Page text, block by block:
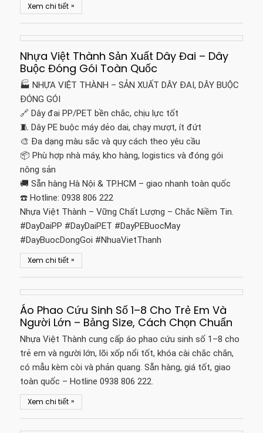
Xem chi tiết »
Nhựa Việt Thành Sản Xuất Dây Đai – Dây
Buộc Đóng Gói Toàn Quốc
🏭 NHỰA VIỆT THÀNH – SẢN XUẤT DÂY ĐAI, DÂY BUỘC
ĐÓNG GÓI
🔗 Dây đai PP/PET bền chắc, chịu lực tốt
🧵 Dây PE buộc máy dẻo dai, chạy mượt, ít đứt
🎨 Đa dạng màu sắc và quy cách theo yêu cầu
📦 Phù hợp nhà máy, kho hàng, logistics và đóng gói
nông sản
🚚 Sẵn hàng Hà Nội & TP.HCM – giao nhanh toàn quốc
☎️ Hotline: 0938 806 222
Nhựa Việt Thành – Vững Chất Lượng – Chắc Niềm Tin.
#DayDaiPP #DayDaiPET #DayPEBuocMay
#DayBuocDongGoi #NhuaVietThanh
Xem chi tiết »
Áo Phao Cứu Sinh Số 1–8 Cho Trẻ Em Và
Người Lớn – Bảng Size, Cách Chọn Chuẩn
Nhựa Việt Thành cung cấp áo phao cứu sinh số 1–8 cho
trẻ em và người lớn, lõi xốp nổi tốt, khóa cài chắc chắn,
có mẫu kèm còi và phản quang. Sẵn hàng, giá tốt, giao
toàn quốc – Hotline 0938 806 222.
Xem chi tiết »